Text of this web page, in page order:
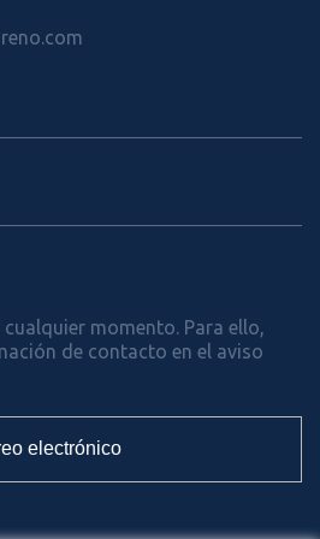
cualquier momento. Para ello,
de contacto en el aviso